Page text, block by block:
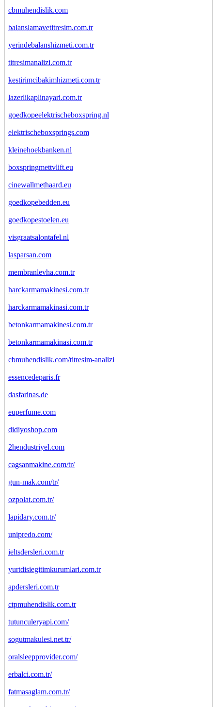
cbmuhendislik.com
balanslamavetitresim.com.tr
yerindebalanshizmeti.com.tr
titresimanalizi.com.tr
kestirimcibakimhizmeti.com.tr
lazerlikaplinayari.com.tr
goedkopeelektrischeboxspring.nl
elektrischeboxsprings.com
kleinehoekbanken.nl
boxspringmettvlift.eu
cinewallmethaard.eu
goedkopebedden.eu
goedkopestoelen.eu
visgraatsalontafel.nl
lasparsan.com
membranlevha.com.tr
harckarmamakinesi.com.tr
harckarmamakinasi.com.tr
betonkarmamakinesi.com.tr
betonkarmamakinasi.com.tr
cbmuhendislik.com/titresim-analizi
essencedeparis.fr
dasfarinas.de
euperfume.com
didiyoshop.com
2hendustriyel.com
cagsanmakine.com/tr/
gun-mak.com/tr/
ozpolat.com.tr/
lapidary.com.tr/
unipredo.com/
ieltsdersleri.com.tr
yurtdisiegitimkurumlari.com.tr
apdersleri.com.tr
ctpmuhendislik.com.tr
tutunculeryapi.com/
sogutmakulesi.net.tr/
oralsleepprovider.com/
erbalci.com.tr/
fatmasaglam.com.tr/